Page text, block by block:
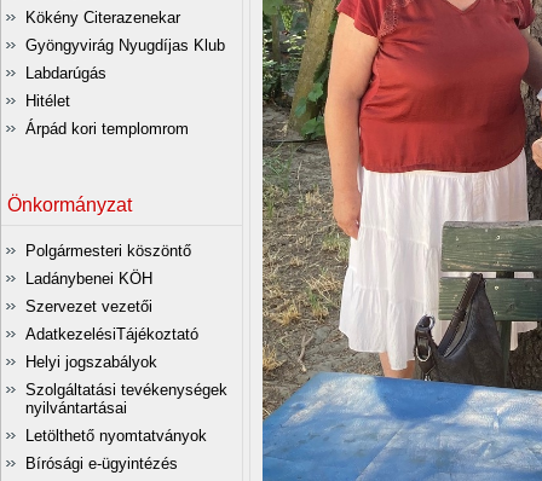
Kökény Citerazenekar
Gyöngyvirág Nyugdíjas Klub
Labdarúgás
Hitélet
Árpád kori templomrom
Önkormányzat
Polgármesteri köszöntő
Ladánybenei KÖH
Szervezet vezetői
AdatkezelésiTájékoztató
Helyi jogszabályok
Szolgáltatási tevékenységek
nyilvántartásai
Letölthető nyomtatványok
Bírósági e-ügyintézés